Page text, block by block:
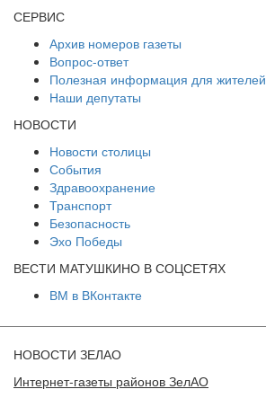
СЕРВИС
Архив номеров газеты
Вопрос-ответ
Полезная информация для жителей
Наши депутаты
НОВОСТИ
Новости столицы
События
Здравоохранение
Транспорт
Безопасность
Эхо Победы
ВЕСТИ МАТУШКИНО В СОЦСЕТЯХ
ВМ в ВКонтакте
НОВОСТИ ЗЕЛАО
Интернет-газеты районов ЗелАО